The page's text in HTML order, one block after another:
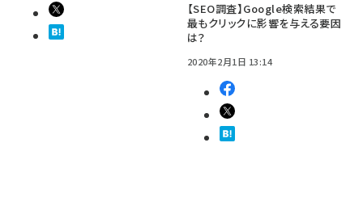
【SEO調査】Google検索結果で
最もクリックに影響を与える要因
は？
2020年2月1日 13:14